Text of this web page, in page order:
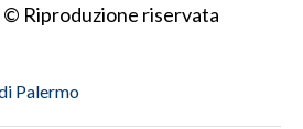
© Riproduzione riservata
Palermo